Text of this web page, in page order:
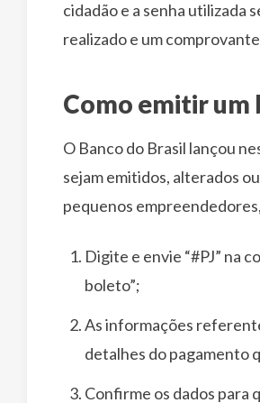
cidadão e a senha utilizada
realizado e um
Como emitir um
O Banco do Brasil lançou
sejam emitidos, alterados
pequenos
Digite e envie “#PJ” na
boleto”;
As informações
detalhes do pagamento
Confirme os dados para